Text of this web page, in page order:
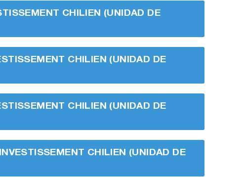
CHILIEN (UNIDAD DE
CHILIEN (UNIDAD DE
CHILIEN (UNIDAD DE
CHILIEN (UNIDAD DE